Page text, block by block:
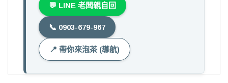
💬 LINE 老闆親自回
📞 0903-679-967
📍 帶你來泡茶 (導航)